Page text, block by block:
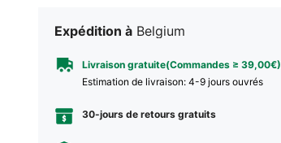
Expédition à Belgium
Livraison gratuite(Commandes ≥ 39,00€)
Estimation de livraison: 4-9 jours ouvrés
30-jours de retours gratuits